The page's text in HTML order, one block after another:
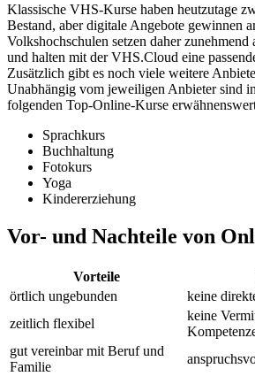
Klassische VHS-Kurse haben heutzutage
Bestand, aber digitale Angebote gewinnen
Volkshochschulen setzen daher
und halten mit der VHS.Cloud eine
Zusätzlich gibt es noch viele weitere
Unabhängig vom jeweiligen Anbieter sind
folgenden Top-Online-Kurse
Sprachkurs
Buchhaltung
Fotokurs
Yoga
Kindererziehung
Vor- und Nachteile von
Vorteile
örtlich ungebunden
keine
zeitlich flexibel
keine
gut vereinbar mit Beruf und
Familie